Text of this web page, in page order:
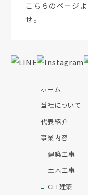
こちらのページ
せ。
ホーム
当社について
代表紹介
事業内容
建築工事
土木工事
CLT建築